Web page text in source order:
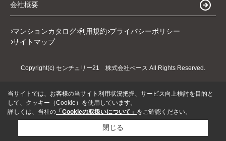
会社概要
マンションカタログ 利用規約 プライバシーポリシー
サイトマップ
Copyright(c) センチュリー21 株式会社ベース All Rights Reserved.
当サイトでは、お客様の当サイト利用状況把握、サービス向上検討を目的と
して、クッキー（Cookie）を使用しています。
詳しくは、当社の 「Cookieの取扱いについて」 をご確認ください。
閉じる